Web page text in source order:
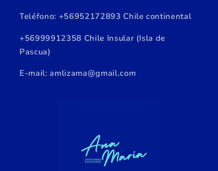
Teléfono: +56952172893 Chile continental
+56999912358 Chile Insular (Isla de
Pascua)
E-mail: amlizama@gmail.com